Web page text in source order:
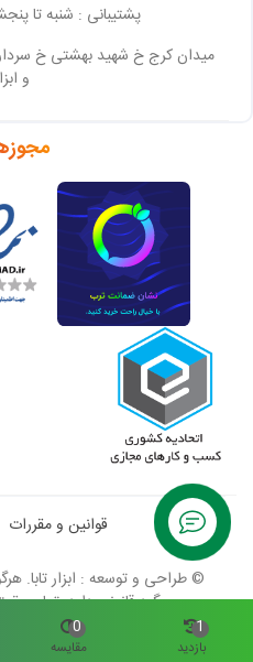
پشتیبانی : شنبه تا
و
قوانین و مقررات
© طراحی و توسعه : ابزار تابا.
پیگرد قانونی دارد. تمام
بازدید
1
مقایسه
0